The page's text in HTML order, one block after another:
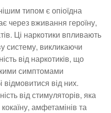
типом є опіоїдна
через вживання героїну,
Ці наркотики впливають
систему, викликаючи
від наркотиків, що
симптомами
відмовитися від них.
від стимуляторів, яка
амфетамінів та